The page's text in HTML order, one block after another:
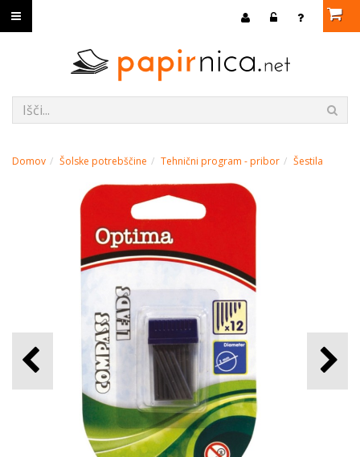
Domov Šolske potrebščine Tehnični program - pribor Šestila